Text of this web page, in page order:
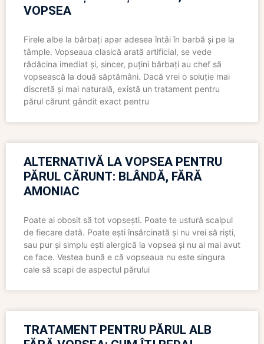
VOPSEA
Firele albe la bărbați apar adesea întâi în barbă și pe la
tâmple. Vopseaua clasică arată artificial, se vede
rădăcina imediat și, sincer, puțini bărbați au chef să
vopsească la două săptămâni. Dacă vrei o soluție mai
discretă și mai naturală, există un tratament pentru
părul cărunt gândit exact pentru
ALTERNATIVĂ LA VOPSEA PENTRU
PĂRUL CĂRUNT: BLÂNDĂ, FĂRĂ
AMONIAC
Poate ai obosit să tot vopsești. Poate te ustură scalpul
de fiecare dată. Poate ești însărcinată și nu vrei să riști,
sau pur și simplu ești alergică la vopsea și nu ai mai avut
ce face. Vestea bună e că vopseaua nu este singura
cale să scapi de aspectul părului
TRATAMENT PENTRU PĂRUL ALB